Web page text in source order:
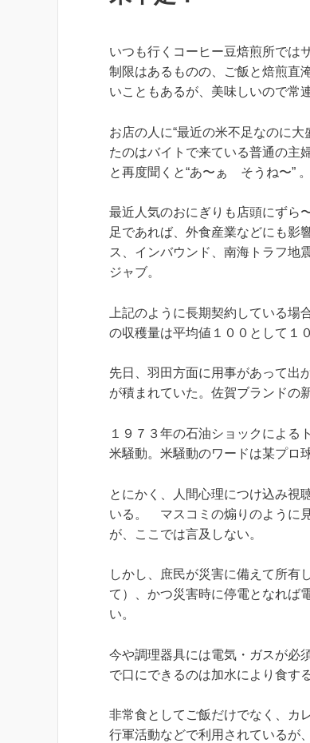
いつも行くコーヒー豆焙煎所では
制限はあるものの、ご飯と焙煎直
いこともあるが、美味しいので常連
お店の人に“最近の米不足なのに
たのはバイトで来ている普通の主
と再度聞くと“あ〜ぁ そうね〜”
最近人気のおにぎりも店頭にずら
足であれば、外食産業などにも影
ス、インバウンド、南海トラフ地
ジャブ。
上記のように長期契約している
の収穫量は平均値１００として１０
先日、羽田方面に用事があって出
が積まれていた。佐賀ブランドの
１９７３年の石油ショックによる
米騒動。米騒動のワードは某プロ
とにかく、人間心理につけ込み視
いる。 マスコミの煽りのように
が、ここでは言及しない。
しかし、庶民が災害に備えて所有
て）、かつ災害時に停電となれば
い。
今や調理器具には電気・ガスが必
で口にできるのは加水により食す
非常食としてご飯だけでなく、カ
行軍活動などで利用されているが